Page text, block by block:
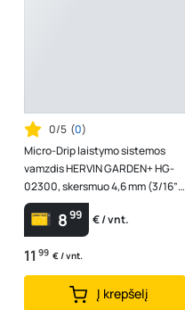
0/5 (0)
Micro-Drip laistymo sistemos
vamzdis HERVIN GARDEN+ HG-
02300, skersmuo 4,6 mm (3/16”).
Ilgis 15 m.
899 € / vnt.
11 99 € / vnt.
Į krepšelį